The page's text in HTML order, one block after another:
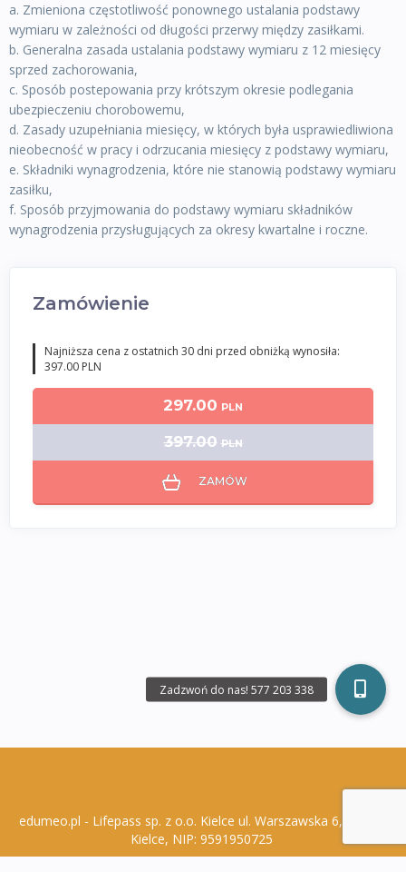
a. Zmieniona częstotliwość ponownego ustalania podstawy
wymiaru w zależności od długości przerwy między zasiłkami.
b. Generalna zasada ustalania podstawy wymiaru z 12 miesięcy
sprzed zachorowania,
c. Sposób postepowania przy krótszym okresie podlegania
ubezpieczeniu chorobowemu,
d. Zasady uzupełniania miesięcy, w których była usprawiedliwiona
nieobecność w pracy i odrzucania miesięcy z podstawy wymiaru,
e. Składniki wynagrodzenia, które nie stanowią podstawy wymiaru
zasiłku,
f. Sposób przyjmowania do podstawy wymiaru składników
wynagrodzenia przysługujących za okresy kwartalne i roczne.
Zamówienie
Najniższa cena z ostatnich 30 dni przed obniżką wynosiła:
397.00 PLN
297.00 PLN
397.00 PLN
ZAMÓW
edumeo.pl - Lifepass sp. z o.o. Kielce ul. Warszawska 6, 25-306
Kielce, NIP: 9591950725